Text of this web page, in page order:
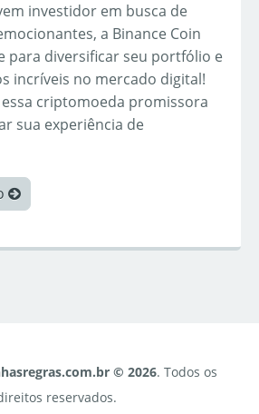
investidor em busca de
a Binance Coin
para diversificar seu portfólio e
incríveis no mercado digital!
criptomoeda promissora
sua experiência de
© 2026. Todos os
reservados.